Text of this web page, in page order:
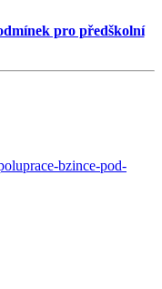
pro předškolní
bzince-pod-